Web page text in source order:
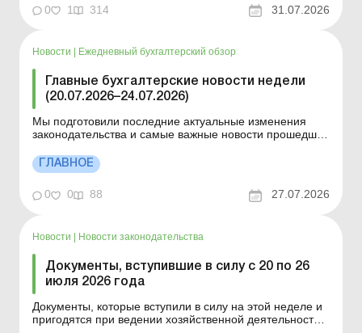
образом, начина...
0 1 314 31.07.2026
Новости Ежедневный бухгалтерский обзор
Главные бухгалтерские новости недели
(20.07.2026–24.07.2026)
Мы подготовили последние актуальные изменения
законодательства и самые важные новости прошедшей
2026 года Изменения в законодательстве с 20 по 24
июля 2026 года О чем нужно знать н а этой неделе?
Минюст обновил унифицированные формы типовы...
ГЛАВНОЕ
0 0 88 27.07.2026
Новости | Новости законодательства
Документы, вступившие в силу с 20 по 26
июля 2026 года
Документы, которые вступили в силу на этой неделе и
пригодятся при ведении хозяйственной деятельности.